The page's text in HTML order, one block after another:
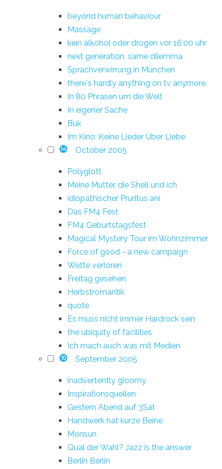
beyond human behaviour
Massage
kein alkohol oder drogen vor 16:00 uhr
next generation, same dilemma
Sprachverwirrung in München
there's hardly anything on tv anymore
In 80 Phrasen um die Welt
In eigener Sache
Buk
Im Kino: Keine Lieder Über Liebe
14 October 2005
Polyglott
Meine Mutter, die Shell und ich
idiopathischer Pruritus ani
Das FM4 Fest
FM4 Geburtstagsfest
Magical Mystery Tour im Wohnzimmer
Force of good - a new campaign
Wette verloren
Freitag gesehen
Herbstromantik
quote
Es muss nicht immer Hardrock sein
the ubiquity of facilities
Ich mach auch was mit Medien
10 September 2005
inadvertently gloomy
Inspirationsquellen
Gestern Abend auf 3Sat
Handwerk hat kurze Beine
Monsun
Qual der Wahl? Jazz is the answer
Berlin Berlin